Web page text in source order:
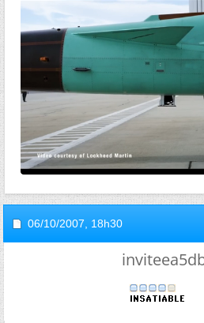
06/10/2007, 18h30